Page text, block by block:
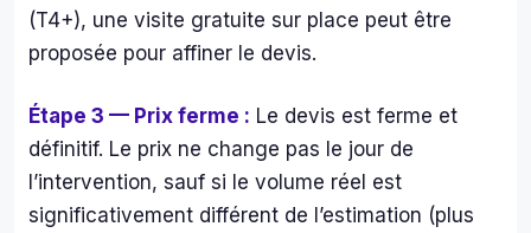
(T4+), une visite gratuite sur place peut être
proposée pour affiner le devis.
Étape 3 — Prix ferme : Le devis est ferme et
définitif. Le prix ne change pas le jour de
l’intervention, sauf si le volume réel est
significativement différent de l’estimation (plus